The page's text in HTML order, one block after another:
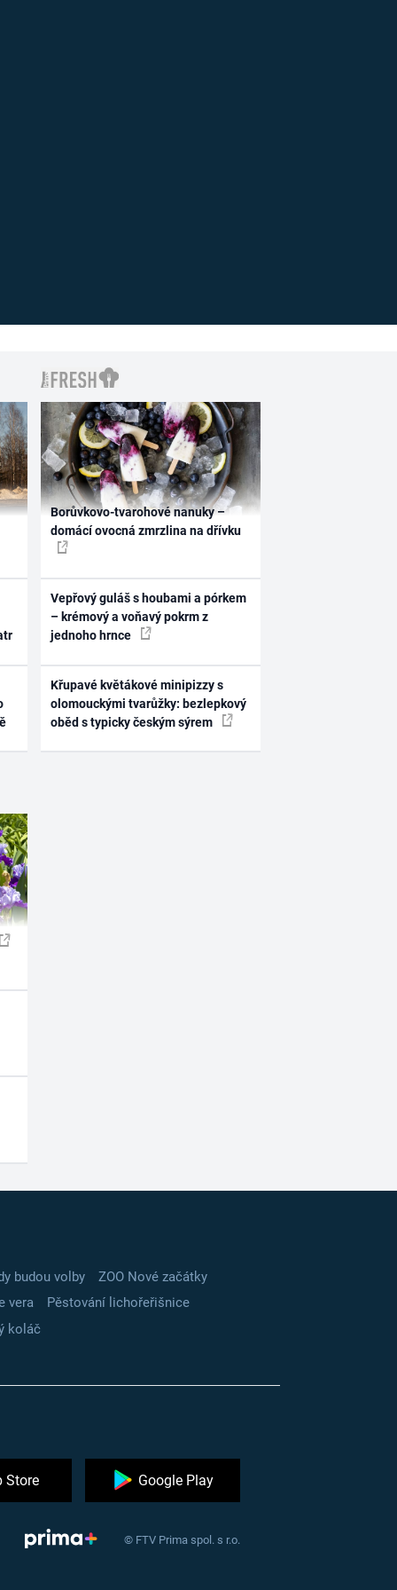
Borůvkovo-tvarohové nanuky –
domácí ovocná zmrzlina na dřívku
Vepřový guláš s houbami a pórkem
– krémový a voňavý pokrm z
jednoho hrnce
Křupavé květákové minipizzy s
olomouckými tvarůžky: bezlepkový
oběd s typicky českým sýrem
budou volby
ZOO Nové začátky
vera
Pěstování lichořeřišnice
koláč
Store Google Play
© FTV Prima spol. s r.o.